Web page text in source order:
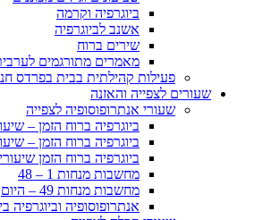
ביוגרפיה וקרמה
אשנב לביוגרפיה
שירים ברוח
מאמרים מתורגמים
פעילות קהילתית בבית בפרדס
שעורים לצפייה והאזנה
שעורי אנתרופוסופיה לצפייה
ביוגרפיה ברוח הזמן – שיעורים
ביוגרפיה ברוח הזמן – שיעורים
ביוגרפיה ברוח הזמן שיעורים 84 –
מחשבות מנחות 1 – 48
מחשבות מנחות 49 – היום
אנתרופוסופיה וביוגרפיה